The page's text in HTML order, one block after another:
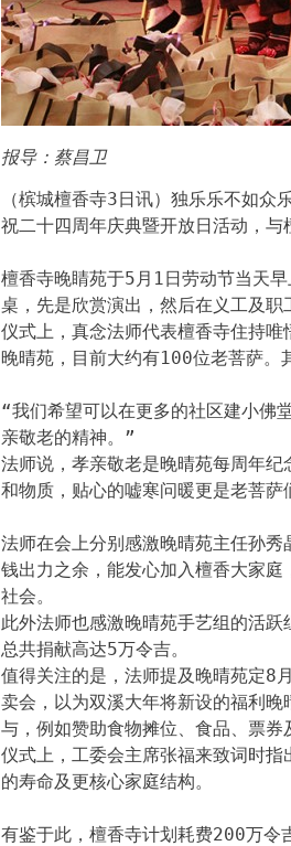
报导：蔡昌卫
（槟城檀香寺3日讯）独乐乐不如
祝二十四周年庆典暨开放日活动，与
檀香寺晚睛苑于5月1日劳动节当天
桌，先是欣赏演出，然后在义工及职
仪式上，真念法师代表檀香寺住持
晚晴苑，目前大约有100位老菩萨。
“我们希望可以在更多的社区建小佛
亲敬老的精神。”
法师说，孝亲敬老是晚晴苑每周年
和物质，贴心的嘘寒问暖更是老菩萨
法师在会上分别感激晚晴苑主任孙
钱出力之余，能发心加入檀香大家
社会。
此外法师也感激晚晴苑手艺组的活
总共捐献高达5万令吉。
值得关注的是，法师提及晚晴苑定8
卖会，以为双溪大年将新设的福利
与，例如赞助食物摊位、食品、票券
仪式上，工委会主席张福来致词时
的寿命及更核心家庭结构。
有鉴于此，檀香寺计划耗费200万令